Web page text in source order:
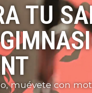
TU
muévete con